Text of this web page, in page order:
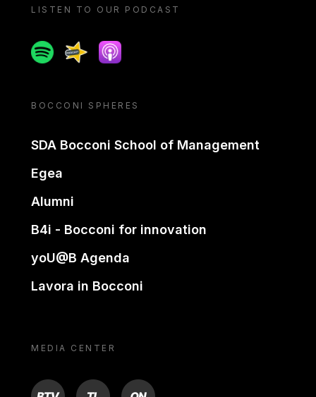
LISTEN TO OUR PODCAST
SpotifySpreakerApple podcast
BOCCONI SPHERES
SDA Bocconi School of Management
Egea
Alumni
B4i - Bocconi for innovation
yoU@B Agenda
Lavora in Bocconi
MEDIA CENTER
BTV TL ON